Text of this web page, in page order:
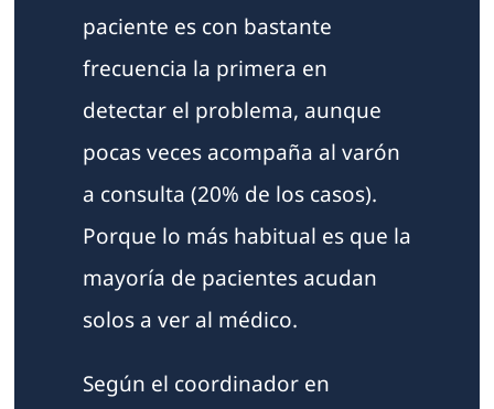
paciente es con bastante
frecuencia la primera en
detectar el problema, aunque
pocas veces acompaña al varón
a consulta (20% de los casos).
Porque lo más habitual es que la
mayoría de pacientes acudan
solos a ver al médico.
Según el coordinador en